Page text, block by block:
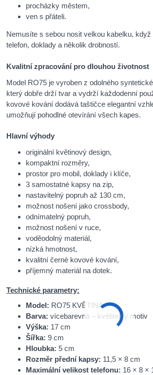
procházky městem,
ven s přáteli.
Nemusíte s sebou nosit velkou kabelku, když
telefon, doklady a několik drobností.
Kvalitní zpracování pro dlouhou životnost
Model RO75 je vyroben z odolného
který dobře drží tvar a vydrží každodenní
kovové kování dodává taštičce elegantní
umožňují pohodlné otevírání všech kapes.
Hlavní výhody
originální květinový design,
kompaktní rozměry,
prostor pro mobil, doklady i klíče,
3 samostatné kapsy na zip,
nastavitelný popruh až 130 cm,
možnost nošení jako crossbody,
odnímatelný popruh,
možnost nošení v ruce,
voděodolný materiál,
nízká hmotnost,
kvalitní černé kovové kování,
příjemný materiál na dotek.
Technické parametry:
Model: RO75 KVĚTINA
Barva: vícebarevná – květinový motiv
Výška: 17 cm
Šířka: 9 cm
Hloubka: 5 cm
Rozměr přední kapsy: 11,5 × 8 cm
Maximální velikost telefonu: 16 × 8 ×